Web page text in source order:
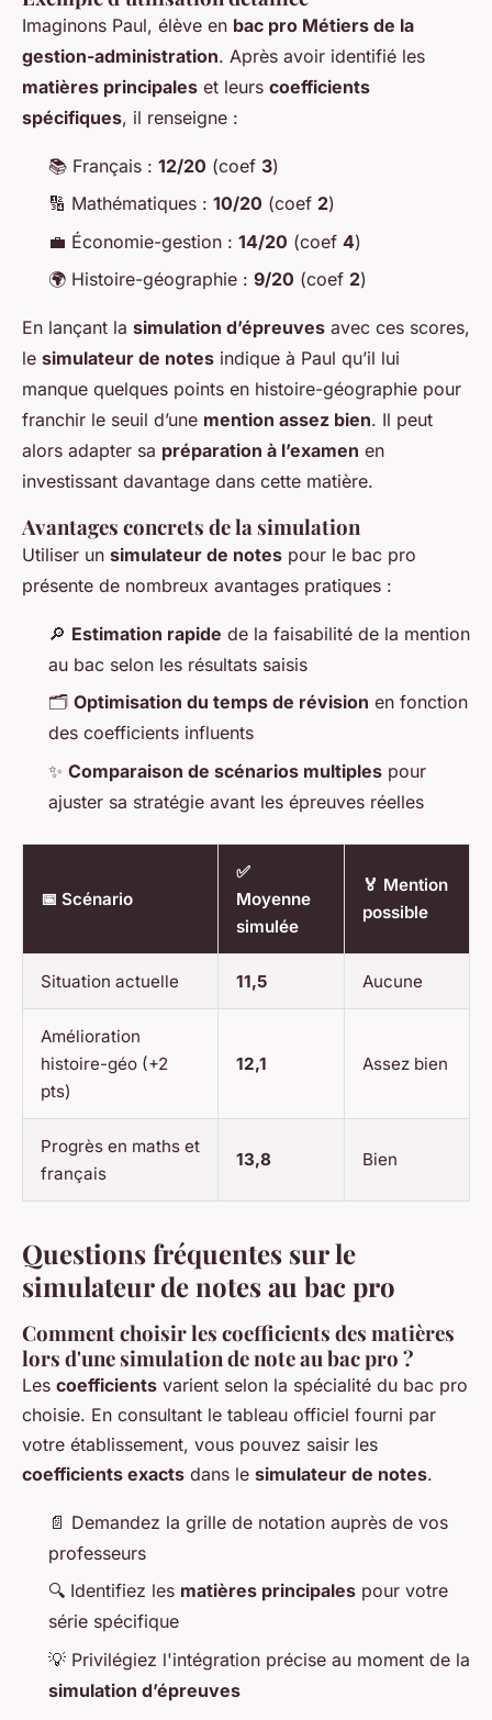
Imaginons Paul, élève en bac pro Métiers de la
gestion-administration. Après avoir identifié les
matières principales et leurs coefficients
spécifiques, il renseigne :
📚 Français : 12/20 (coef 3)
🔢 Mathématiques : 10/20 (coef 2)
💼 Économie-gestion : 14/20 (coef 4)
🌍 Histoire-géographie : 9/20 (coef 2)
En lançant la simulation d’épreuves avec ces scores,
le simulateur de notes indique à Paul qu’il lui
manque quelques points en histoire-géographie pour
franchir le seuil d’une mention assez bien. Il peut
alors adapter sa préparation à l’examen en
investissant davantage dans cette matière.
Avantages concrets de la simulation
Utiliser un simulateur de notes pour le bac pro
présente de nombreux avantages pratiques :
🔎 Estimation rapide de la faisabilité de la mention
au bac selon les résultats saisis
🗂️ Optimisation du temps de révision en fonction
des coefficients influents
✨ Comparaison de scénarios multiples pour
ajuster sa stratégie avant les épreuves réelles
📅 Scénario
✅
Moyenne
simulée
🏅 Mention
possible
Situation actuelle 11,5 Aucune
Amélioration
histoire-géo (+2
pts)
12,1 Assez bien
Progrès en maths et
français
13,8 Bien
Questions fréquentes sur le
simulateur de notes au bac pro
Comment choisir les coefficients des matières
lors d'une simulation de note au bac pro ?
Les coefficients varient selon la spécialité du bac pro
choisie. En consultant le tableau officiel fourni par
votre établissement, vous pouvez saisir les
coefficients exacts dans le simulateur de notes.
📄 Demandez la grille de notation auprès de vos
professeurs
🔍 Identifiez les matières principales pour votre
série spécifique
💡 Privilégiez l'intégration précise au moment de la
simulation d’épreuves